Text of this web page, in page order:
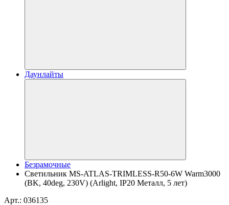
Даунлайты
Безрамочные
Светильник MS-ATLAS-TRIMLESS-R50-6W Warm3000
(BK, 40deg, 230V) (Arlight, IP20 Металл, 5 лет)
Арт.: 036135